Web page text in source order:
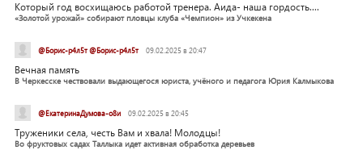
Который год восхищаюсь работой тренера. Аида- наша гордость....
«Золотой урожай» собирают пловцы клуба «Чемпион» из Учкекена
@Борис-р4л5т @Борис-р4л5т 09.02.2025 в 20:47
Вечная память
В Черкесске чествовали выдающегося юриста, учёного и педагога Юрия Калмыкова
@ЕкатеринаДумова-о8и 09.02.2025 в 20:45
Труженики села, честь Вам и хвала! Молодцы!
Во фруктовых садах Таллыка идет активная обработка деревьев